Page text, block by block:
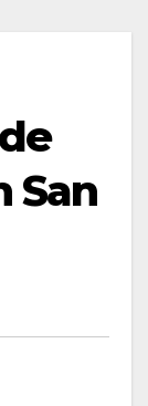
San